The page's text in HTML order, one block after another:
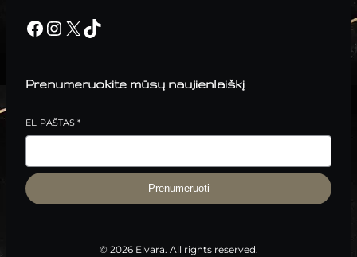
Facebook Instagram X TikTok
Prenumeruokite mūsų naujienlaiškį
EL. PAŠTAS *
Prenumeruoti
© 2026 Elvara. All rights reserved.